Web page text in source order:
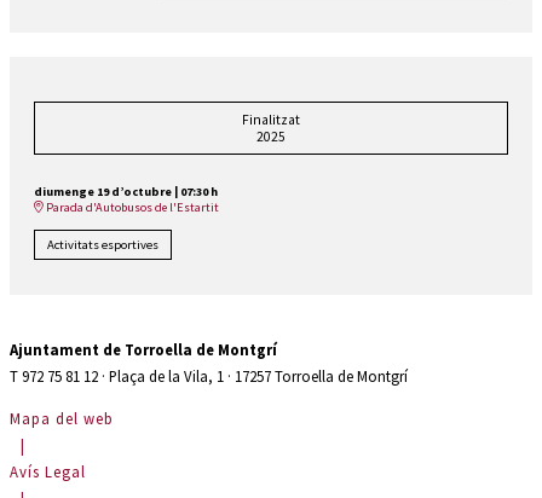
Finalitzat
2025
diumenge 19 d’octubre | 07:30 h
Parada d'Autobusos de l'Estartit
Activitats esportives
Ajuntament de Torroella de Montgrí
T 972 75 81 12 · Plaça de la Vila, 1 · 17257 Torroella de Montgrí
Mapa del web
|
Avís Legal